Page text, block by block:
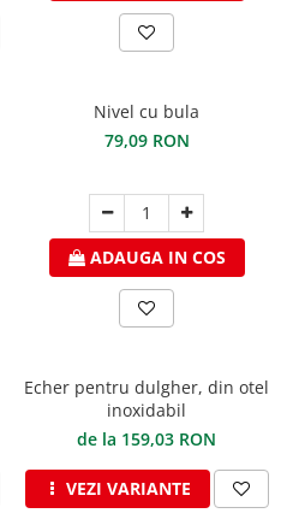
Nivel cu bula
79,09 RON
ADAUGA IN COS
Echer pentru dulgher, din otel
inoxidabil
de la 159,03 RON
VEZI VARIANTE